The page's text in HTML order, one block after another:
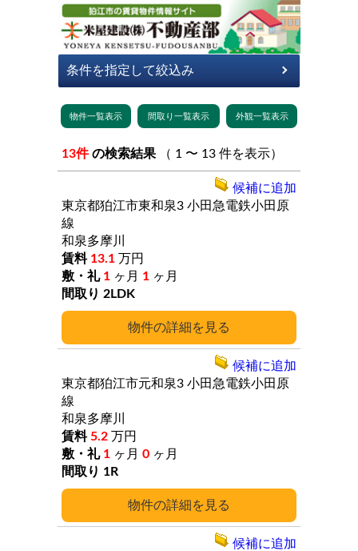
13件 の検索結果 （ 1 〜 13 件を表示）
詳細
東京都狛江市東和泉3 小田急電鉄小田原
線
和泉多摩川
13.1 万円
1 ヶ月 1 ヶ月
2LDK
候補に追加
詳細
東京都狛江市元和泉3 小田急電鉄小田原
線
和泉多摩川
5.2 万円
1 ヶ月 0 ヶ月
1R
候補に追加
候補に追加